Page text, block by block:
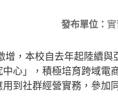
發布單位：
，本校自去年起陸續與
心」，積極培育跨域電
到社群經營實務，參加